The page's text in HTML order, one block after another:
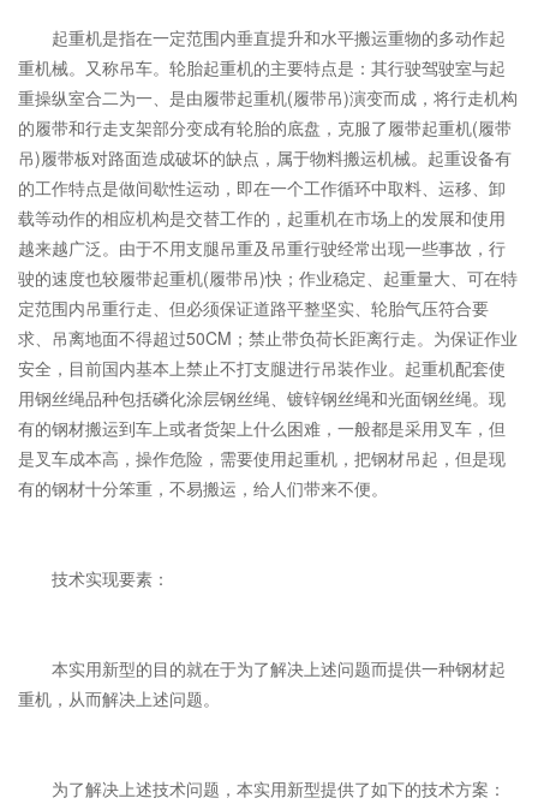
起重机是指在一定范围内垂直提升和水平搬运重物的多动作起
重机械。又称吊车。轮胎起重机的主要特点是：其行驶驾驶室与起
重操纵室合二为一、是由履带起重机(履带吊)演变而成，将行走机构
的履带和行走支架部分变成有轮胎的底盘，克服了履带起重机(履带
吊)履带板对路面造成破坏的缺点，属于物料搬运机械。起重设备有
的工作特点是做间歇性运动，即在一个工作循环中取料、运移、卸
载等动作的相应机构是交替工作的，起重机在市场上的发展和使用
越来越广泛。由于不用支腿吊重及吊重行驶经常出现一些事故，行
驶的速度也较履带起重机(履带吊)快；作业稳定、起重量大、可在特
定范围内吊重行走、但必须保证道路平整坚实、轮胎气压符合要
求、吊离地面不得超过50CM；禁止带负荷长距离行走。为保证作业
安全，目前国内基本上禁止不打支腿进行吊装作业。起重机配套使
用钢丝绳品种包括磷化涂层钢丝绳、镀锌钢丝绳和光面钢丝绳。现
有的钢材搬运到车上或者货架上什么困难，一般都是采用叉车，但
是叉车成本高，操作危险，需要使用起重机，把钢材吊起，但是现
有的钢材十分笨重，不易搬运，给人们带来不便。
技术实现要素：
本实用新型的目的就在于为了解决上述问题而提供一种钢材起
重机，从而解决上述问题。
为了解决上述技术问题，本实用新型提供了如下的技术方案：